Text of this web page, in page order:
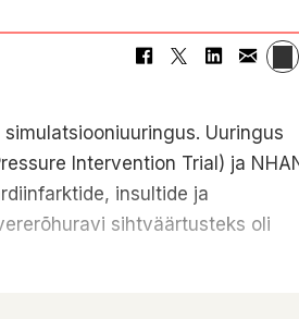
Uuringus
Intervention Trial) ja
insultide ja
sihtväärtusteks oli